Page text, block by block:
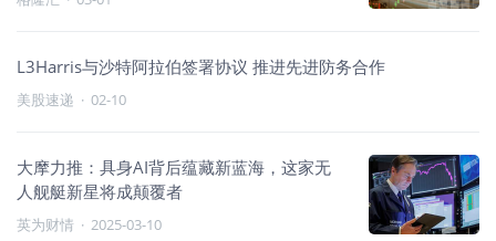
L3Harris与沙特阿拉伯签署协议 推进先进防务合作
美股速递 · 02-10
大摩力推：具身AI背后蕴藏新蓝海，这家无
人舰艇新星将成颠覆者
英为财情 · 2025-03-10